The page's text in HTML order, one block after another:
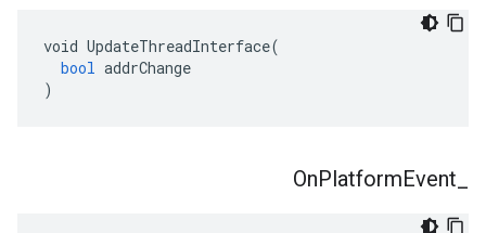
void UpdateThreadInterface(
bool addrChange
)
OnPlatformEvent